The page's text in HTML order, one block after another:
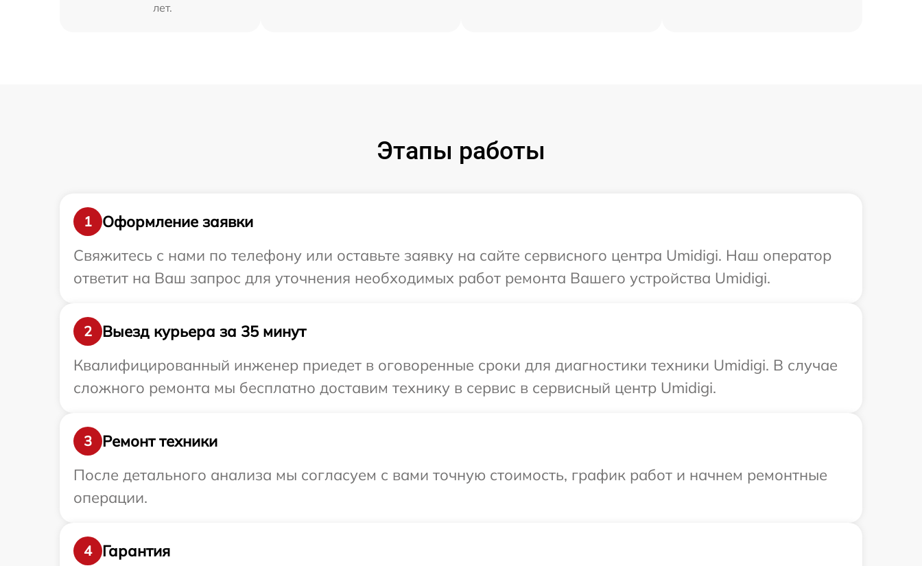
лет.
Этапы работы
1
Оформление заявки
Свяжитесь с нами по телефону или оставьте заявку на сайте сервисного центра Umidigi. Наш оператор
ответит на Ваш запрос для уточнения необходимых работ ремонта Вашего устройства Umidigi.
2
Выезд курьера за 35 минут
Квалифицированный инженер приедет в оговоренные сроки для диагностики техники Umidigi. В случае
сложного ремонта мы бесплатно доставим технику в сервис в сервисный центр Umidigi.
3
Ремонт техники
После детального анализа мы согласуем с вами точную стоимость, график работ и начнем ремонтные
операции.
4
Гарантия